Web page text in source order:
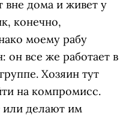
вне дома и живет у
конечно,
моему рабу
все же работает в
Хозяин тут
на компромисс.
или делают им